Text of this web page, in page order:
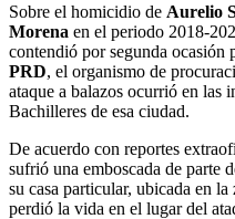
Sobre el homicidio de Aurelio
Morena en el periodo 2018-
contendió por segunda ocasión
PRD, el organismo de
ataque a balazos ocurrió en las
Bachilleres de esa ciudad.
De acuerdo con reportes
sufrió una emboscada de parte
su casa particular, ubicada en
perdió la vida en el lugar del